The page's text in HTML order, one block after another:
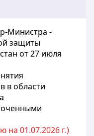
Министра -
защиты
от 27 июля
в области
на 01.07.2026 г.)